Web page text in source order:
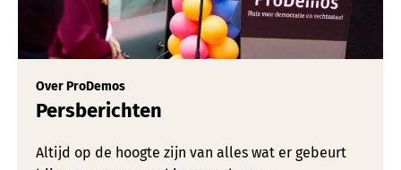
Over ProDemos
Persberichten
Altijd op de hoogte zijn van alles wat er gebeurt